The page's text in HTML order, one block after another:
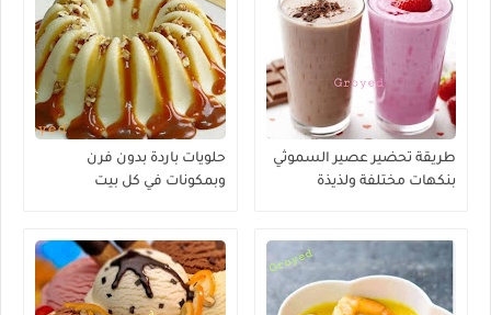
طريقة تحضير عصير السموثي
بنكهات مختلفة ولذيذة
حلويات باردة بدون فرن
وبمكونات في كل بيت